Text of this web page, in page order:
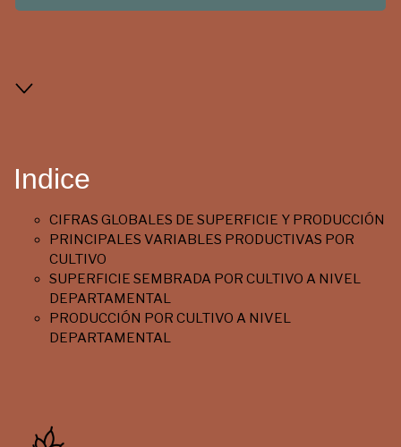
Indice
CIFRAS GLOBALES DE SUPERFICIE Y PRODUCCIÓN
PRINCIPALES VARIABLES PRODUCTIVAS POR
CULTIVO
SUPERFICIE SEMBRADA POR CULTIVO A NIVEL
DEPARTAMENTAL
PRODUCCIÓN POR CULTIVO A NIVEL
DEPARTAMENTAL